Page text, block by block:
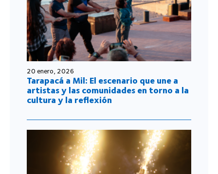
20 enero, 2026
Tarapacá a Mil: El escenario que une a
artistas y las comunidades en torno a la
cultura y la reflexión